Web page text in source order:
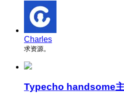
Charles
求资源。
Typecho handsome